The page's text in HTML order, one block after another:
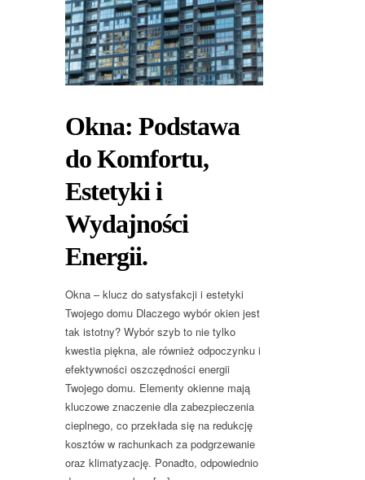
Okna: Podstawa
do Komfortu,
Estetyki i
Wydajności
Energii.
Okna – klucz do satysfakcji i estetyki
Twojego domu Dlaczego wybór okien jest
tak istotny? Wybór szyb to nie tylko
kwestia piękna, ale również odpoczynku i
efektywności oszczędności energii
Twojego domu. Elementy okienne mają
kluczowe znaczenie dla zabezpieczenia
cieplnego, co przekłada się na redukcję
kosztów w rachunkach za podgrzewanie
oraz klimatyzację. Ponadto, odpowiednio